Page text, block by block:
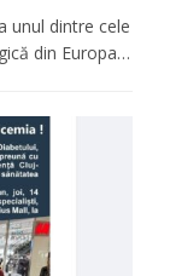
unul dintre cele
din Europa…